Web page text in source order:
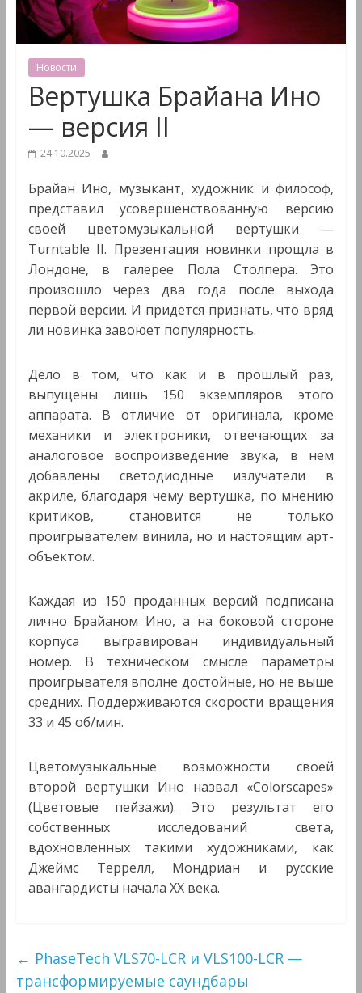
&
Мультимедиа
Новости
Вертушка Брайана Ино
— версия II
24.10.2025
Брайан Ино, музыкант, художник и философ,
представил усовершенствованную версию
своей цветомузыкальной вертушки —
Turntable II. Презентация новинки прощла в
Лондоне, в галерее Пола Столпера. Это
произошло через два года после выхода
первой версии. И придется признать, что вряд
ли новинка завоюет популярность.
Дело в том, что как и в прошлый раз,
выпущены лишь 150 экземпляров этого
аппарата. В отличие от оригинала, кроме
механики и электроники, отвечающих за
аналоговое воспроизведение звука, в нем
добавлены светодиодные излучатели в
акриле, благодаря чему вертушка, по мнению
критиков, становится не только
проигрывателем винила, но и настоящим арт-
объектом.
Каждая из 150 проданных версий подписана
лично Брайаном Ино, а на боковой стороне
корпуса выгравирован индивидуальный
номер. В техническом смысле параметры
проигрывателя вполне достойные, но не выше
средних. Поддерживаются скорости вращения
33 и 45 об/мин.
Цветомузыкальные возможности своей
второй вертушки Ино назвал «Colorscapes»
(Цветовые пейзажи). Это результат его
собственных исследований света,
вдохновленных такими художниками, как
Джеймс Террелл, Мондриан и русские
авангардисты начала XX века.
← PhaseTech VLS70-LCR и VLS100-LCR —
трансформируемые саундбары